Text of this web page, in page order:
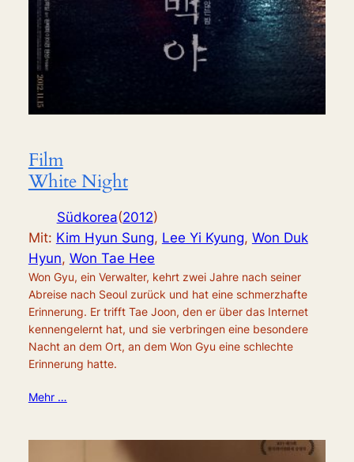
Film
White Night
Südkorea(2012)
Mit: Kim Hyun Sung, Lee Yi Kyung, Won Duk
Hyun, Won Tae Hee
Won Gyu, ein Verwalter, kehrt zwei Jahre nach seiner
Abreise nach Seoul zurück und hat eine schmerzhafte
Erinnerung. Er trifft Tae Joon, den er über das Internet
kennengelernt hat, und sie verbringen eine besondere
Nacht an dem Ort, an dem Won Gyu eine schlechte
Erinnerung hatte.
Mehr …